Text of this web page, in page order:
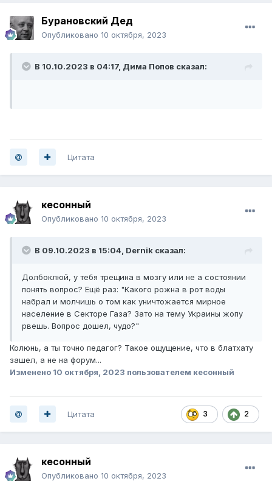
Бурановский Дед
Опубликовано 10 октября, 2023
В 10.10.2023 в 04:17, Дима Попов сказал:
Цитата
кесонный
Опубликовано 10 октября, 2023
В 09.10.2023 в 15:04, Dernik сказал:
Долбоклюй, у тебя трещина в мозгу или не а состоянии
понять вопрос? Ещё раз: "Какого рожна в рот воды
набрал и молчишь о том как уничтожается мирное
население в Секторе Газа? Зато на тему Украины жопу
рвешь. Вопрос дошел, чудо?"
Колюнь, а ты точно педагог? Такое ощущение, что в блатхату
зашел, а не на форум...
Изменено 10 октября, 2023 пользователем кесонный
3 2
Цитата
кесонный
Опубликовано 10 октября, 2023